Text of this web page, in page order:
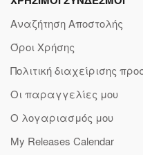
Αναζήτηση Αποστολής
Όροι Χρήσης
Πολιτική διαχείρισης
Οι παραγγελίες μου
Ο λογαριασμός μου
My Releases Calendar